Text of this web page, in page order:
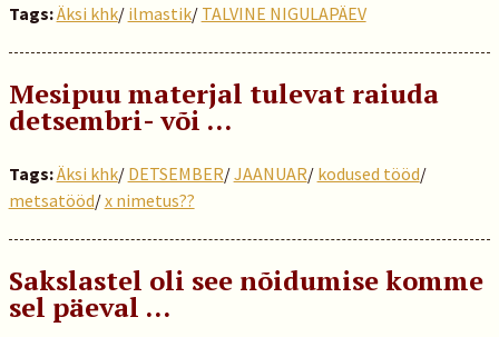
Tags:Äksi khk/ ilmastik/ TALVINE NIGULAPÄEV
Mesipuu materjal tulevat raiuda
detsembri- või …
Tags:Äksi khk/ DETSEMBER/JAANUAR/ kodused tööd/
metsatööd/x nimetus??
Sakslastel oli see nõidumise komme
sel päeval …